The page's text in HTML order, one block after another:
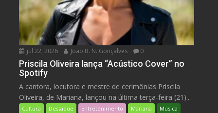
jul 22, 2026 João B. N. Gonçalves 0
Priscila Oliveira lança “Acústico Cover” no
Spotify
A cantora, locutora e mestre de cerimônias Priscila
Oliveira, de Mariana, lançou na última terça-feira (21)...
Cultura Destaque Entretenimento Mariana Música